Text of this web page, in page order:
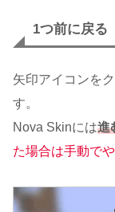
1つ前に戻る
矢印アイコンを
す。
Nova Skinには進
た場合は手動で